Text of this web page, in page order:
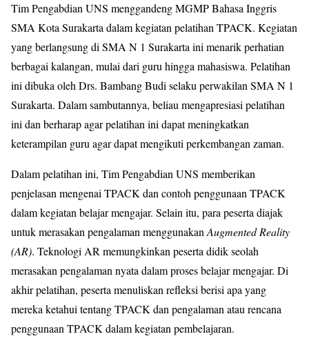
Tim Pengabdian UNS menggandeng MGMP Bahasa Inggris
SMA Kota Surakarta dalam kegiatan pelatihan TPACK. Kegiatan
yang berlangsung di SMA N 1 Surakarta ini menarik perhatian
berbagai kalangan, mulai dari guru hingga mahasiswa. Pelatihan
ini dibuka oleh Drs. Bambang Budi selaku perwakilan SMA N 1
Surakarta. Dalam sambutannya, beliau mengapresiasi pelatihan
ini dan berharap agar pelatihan ini dapat meningkatkan
keterampilan guru agar dapat mengikuti perkembangan zaman.
Dalam pelatihan ini, Tim Pengabdian UNS memberikan
penjelasan mengenai TPACK dan contoh penggunaan TPACK
dalam kegiatan belajar mengajar. Selain itu, para peserta diajak
untuk merasakan pengalaman menggunakanAugmented Reality
(AR). Teknologi AR memungkinkan peserta didik seolah
merasakan pengalaman nyata dalam proses belajar mengajar. Di
akhir pelatihan, peserta menuliskan refleksi berisi apa yang
mereka ketahui tentang TPACK dan pengalaman atau rencana
penggunaan TPACK dalam kegiatan pembelajaran.